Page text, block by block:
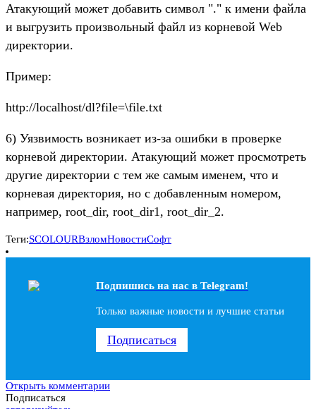
Атакующий может добавить символ "." к имени файла
и выгрузить произвольный файл из корневой Web
директории.
Пример:
http://localhost/dl?file=\file.txt
6) Уязвимость возникает из-за ошибки в проверке
корневой директории. Атакующий может просмотреть
другие директории с тем же самым именем, что и
корневая директория, но с добавленным номером,
например, root_dir, root_dir1, root_dir_2.
Теги:SCOLOURВзломНовостиСофт
Подпишись на наc в Telegram!
Только важные новости и лучшие статьи
Подписаться
Открыть комментарии
Подписаться